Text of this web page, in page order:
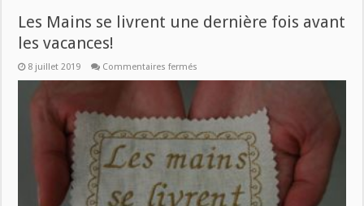
Les Mains se livrent une dernière fois avant
les vacances!
8 juillet 2019 Commentaires fermés
une
dernière
fois
avant
les
vacances!